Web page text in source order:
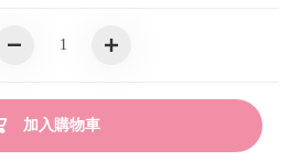
加入購物車